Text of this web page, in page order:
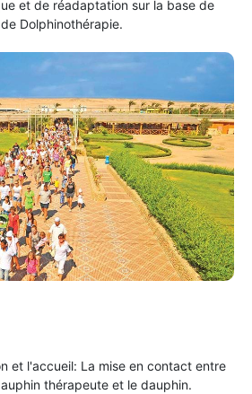
et de réadaptation sur la base de
Dolphinothérapie.
et l'accueil: La mise en contact entre
thérapeute et le dauphin.